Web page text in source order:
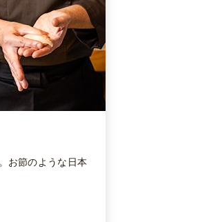
お節のような日本